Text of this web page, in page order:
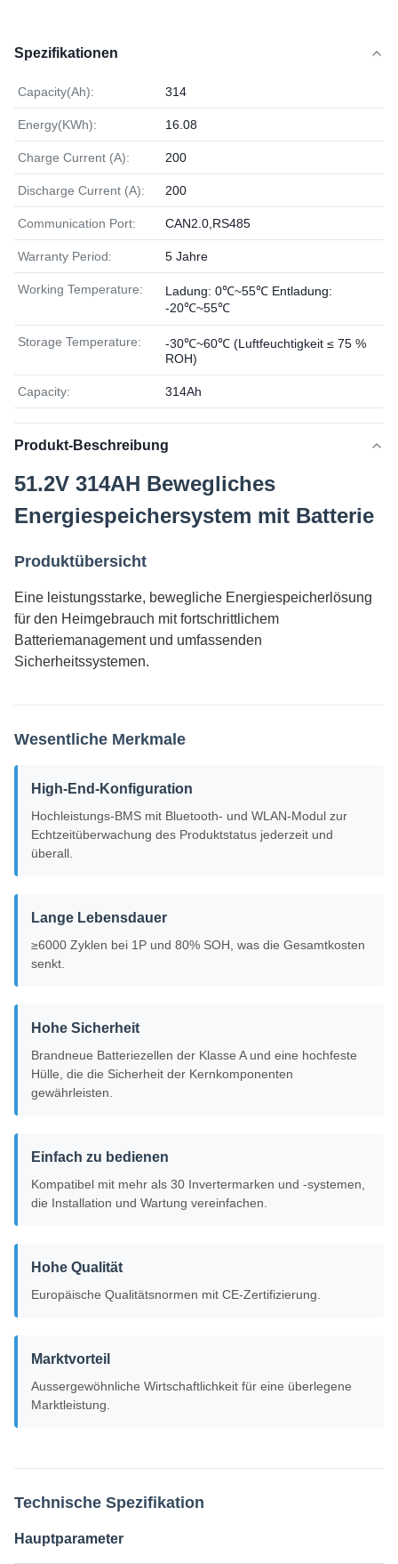
Spezifikationen
Capacity(Ah): 314
Energy(KWh): 16.08
Charge Current (A): 200
Discharge Current (A): 200
Communication Port: CAN2.0,RS485
Warranty Period: 5 Jahre
Working Temperature:
Ladung: 0℃~55℃ Entladung:
-20℃~55℃
Storage Temperature:
-30℃~60℃ (Luftfeuchtigkeit ≤ 75 %
ROH)
Capacity: 314Ah
Produkt-Beschreibung
51.2V 314AH Bewegliches
Energiespeichersystem mit Batterie
Produktübersicht
Eine leistungsstarke, bewegliche Energiespeicherlösung
für den Heimgebrauch mit fortschrittlichem
Batteriemanagement und umfassenden
Sicherheitssystemen.
Wesentliche Merkmale
High-End-Konfiguration
Hochleistungs-BMS mit Bluetooth- und WLAN-Modul zur
Echtzeitüberwachung des Produktstatus jederzeit und
überall.
Lange Lebensdauer
≥6000 Zyklen bei 1P und 80% SOH, was die Gesamtkosten
senkt.
Hohe Sicherheit
Brandneue Batteriezellen der Klasse A und eine hochfeste
Hülle, die die Sicherheit der Kernkomponenten
gewährleisten.
Einfach zu bedienen
Kompatibel mit mehr als 30 Invertermarken und -systemen,
die Installation und Wartung vereinfachen.
Hohe Qualität
Europäische Qualitätsnormen mit CE-Zertifizierung.
Marktvorteil
Aussergewöhnliche Wirtschaftlichkeit für eine überlegene
Marktleistung.
Technische Spezifikation
Hauptparameter